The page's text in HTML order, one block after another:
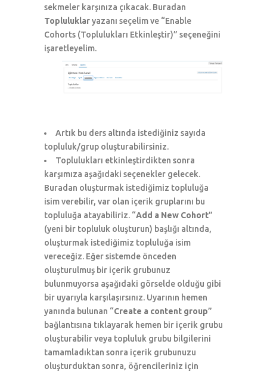
sekmeler karşınıza çıkacak. Buradan
Topluluklaryazanı seçelim ve “Enable
Cohorts (Toplulukları Etkinleştir)” seçeneğini
işaretleyelim.
Artık bu ders altında istediğiniz sayıda
topluluk/grup oluşturabilirsiniz.
Toplulukları etkinleştirdikten sonra
karşımıza aşağıdaki seçenekler gelecek.
Buradan oluşturmak istediğimiz topluluğa
isim verebilir, var olan içerik gruplarını bu
topluluğa atayabiliriz. “Add a New Cohort”
(yeni bir topluluk oluşturun) başlığı altında,
oluşturmak istediğimiz topluluğa isim
vereceğiz. Eğer sistemde önceden
oluşturulmuş bir içerik grubunuz
bulunmuyorsa aşağıdaki görselde olduğu gibi
bir uyarıyla karşılaşırsınız. Uyarının hemen
yanında bulunan “Create a content group”
bağlantısına tıklayarak hemen bir içerik grubu
oluşturabilir veya topluluk grubu bilgilerini
tamamladıktan sonra içerik grubunuzu
oluşturduktan sonra, öğrencileriniz için